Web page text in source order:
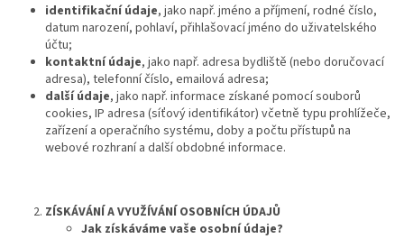
identifikační údaje, jako např. jméno a příjmení, rodné číslo,
datum narození, pohlaví, přihlašovací jméno do uživatelského
účtu;
kontaktní údaje, jako např. adresa bydliště (nebo doručovací
adresa), telefonní číslo, emailová adresa;
další údaje, jako např. informace získané pomocí souborů
cookies, IP adresa (síťový identifikátor) včetně typu prohlížeče,
zařízení a operačního systému, doby a počtu přístupů na
webové rozhraní a další obdobné informace.
ZÍSKÁVÁNÍ A VYUŽÍVÁNÍ OSOBNÍCH ÚDAJŮ
Jak získáváme vaše osobní údaje?